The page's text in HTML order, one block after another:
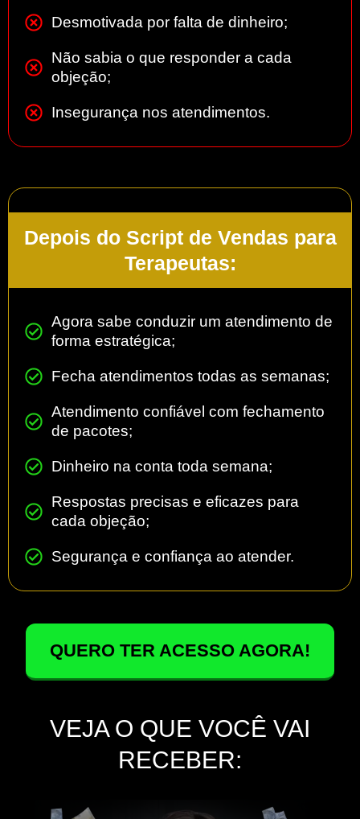
Desmotivada por falta de dinheiro;
Não sabia o que responder a cada
objeção;
Insegurança nos atendimentos.
Depois do Script de Vendas para
Terapeutas:
Agora sabe conduzir um atendimento de
forma estratégica;
Fecha atendimentos todas as semanas;
Atendimento confiável com fechamento
de pacotes;
Dinheiro na conta toda semana;
Respostas precisas e eficazes para
cada objeção;
Segurança e confiança ao atender.
QUERO TER ACESSO AGORA!
VEJA O QUE VOCÊ VAI
RECEBER: